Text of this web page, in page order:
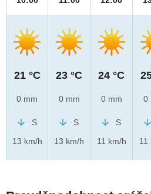
21 °C
0 mm
S
13 km/h
23 °C
0 mm
S
13 km/h
24 °C
0 mm
S
11 km/h
0
11